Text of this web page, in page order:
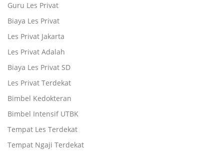
Guru Les Privat
Biaya Les Privat
Les Privat Jakarta
Les Privat Adalah
Biaya Les Privat SD
Les Privat Terdekat
Bimbel Kedokteran
Bimbel Intensif UTBK
Tempat Les Terdekat
Tempat Ngaji Terdekat